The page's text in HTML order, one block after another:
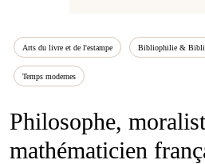
Arts du livre et de l'estampe Bibliophilie &
Temps modernes
Philosophe,
mathématicien